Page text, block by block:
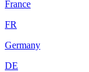
France
FR
Germany
DE